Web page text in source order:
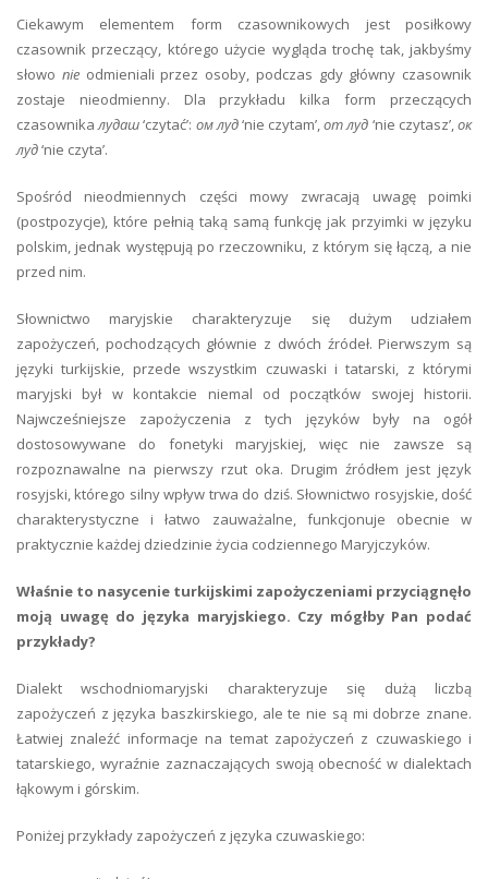
Ciekawym elementem form czasownikowych jest posiłkowy
czasownik przeczący, którego użycie wygląda trochę tak, jakbyśmy
słowo nieodmieniali przez osoby, podczas gdy główny czasownik
zostaje nieodmienny. Dla przykładu kilka form przeczących
czasownikaлудаш‘czytać’: ом луд‘nie czytam’,от луд ‘nie czytasz’,ок
луд‘nie czyta’.
Spośród nieodmiennych części mowy zwracają uwagę poimki
(postpozycje), które pełnią taką samą funkcję jak przyimki w języku
polskim, jednak występują po rzeczowniku, z którym się łączą, a nie
przed nim.
Słownictwo maryjskie charakteryzuje się dużym udziałem
zapożyczeń, pochodzących głównie z dwóch źródeł. Pierwszym są
języki turkijskie, przede wszystkim czuwaski i tatarski, z którymi
maryjski był w kontakcie niemal od początków swojej historii.
Najwcześniejsze zapożyczenia z tych języków były na ogół
dostosowywane do fonetyki maryjskiej, więc nie zawsze są
rozpoznawalne na pierwszy rzut oka. Drugim źródłem jest język
rosyjski, którego silny wpływ trwa do dziś. Słownictwo rosyjskie, dość
charakterystyczne i łatwo zauważalne, funkcjonuje obecnie w
praktycznie każdej dziedzinie życia codziennego Maryjczyków.
Właśnie to nasycenie turkijskimi zapożyczeniami przyciągnęło
moją uwagę do języka maryjskiego. Czy mógłby Pan podać
przykłady?
Dialekt wschodniomaryjski charakteryzuje się dużą liczbą
zapożyczeń z języka baszkirskiego, ale te nie są mi dobrze znane.
Łatwiej znaleźć informacje na temat zapożyczeń z czuwaskiego i
tatarskiego, wyraźnie zaznaczających swoją obecność w dialektach
łąkowym i górskim.
Poniżej przykłady zapożyczeń z języka czuwaskiego: